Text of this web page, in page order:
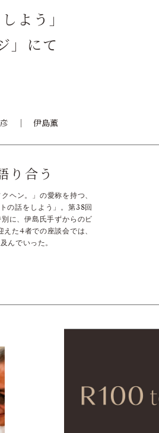
よう」
」にて
伊島薫
り合う
ヘン。」の愛称を持つ、
の話をしよう」。第38回
に、伊島氏手ずからのビ
た4者での座談会では、
んでいった。